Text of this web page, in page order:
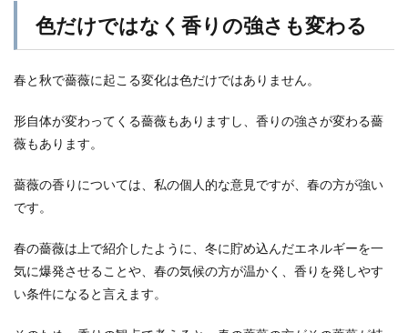
色だけではなく香りの強さも変わる
春と秋で薔薇に起こる変化は色だけではありません。
形自体が変わってくる薔薇もありますし、香りの強さが変わる薔
薇もあります。
薔薇の香りについては、私の個人的な意見ですが、春の方が強い
です。
春の薔薇は上で紹介したように、冬に貯め込んだエネルギーを一
気に爆発させることや、春の気候の方が温かく、香りを発しやす
い条件になると言えます。